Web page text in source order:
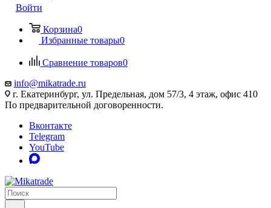
Войти
Корзина0
Избранные товары0
Сравнение товаров0
info@mikatrade.ru
г. Екатеринбург, ул. Предельная, дом 57/3, 4 этаж, офис 410
По предварительной договоренности.
Вконтакте
Telegram
YouTube